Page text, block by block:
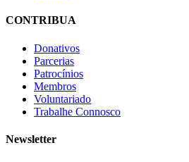
CONTRIBUA
Donativos
Parcerias
Patrocínios
Membros
Voluntariado
Trabalhe Connosco
Newsletter